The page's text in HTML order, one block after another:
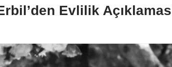
Evlilik